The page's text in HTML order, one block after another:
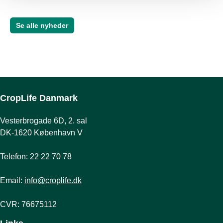
Se alle nyheder
CropLife Danmark
Vesterbrogade 6D, 2. sal
DK-1620 København V
Telefon: 22 22 70 78
Email: info@croplife.dk
CVR: 76675112